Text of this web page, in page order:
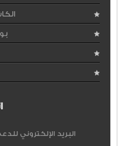
البريد الإلكتروني